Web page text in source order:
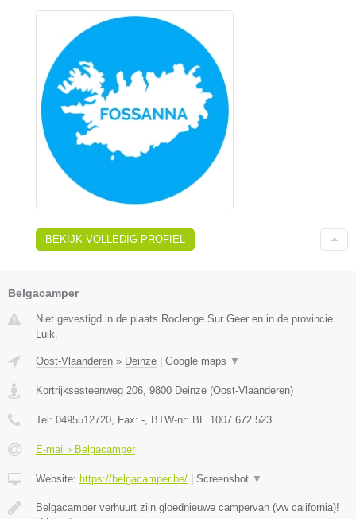
BEKIJK VOLLEDIG PROFIEL
Belgacamper
Niet gevestigd in de plaats Roclenge Sur Geer en in de provincie
Luik.
Oost-Vlaanderen » Deinze Google maps ▼
Kortrijksesteenweg 206, 9800 Deinze (Oost-Vlaanderen)
Tel: 0495512720, Fax: -, BTW-nr: BE 1007 672 523
E-mail › Belgacamper
Website: https://belgacamper.be/ Screenshot ▼
Belgacamper verhuurt zijn gloednieuwe campervan (vw california)!